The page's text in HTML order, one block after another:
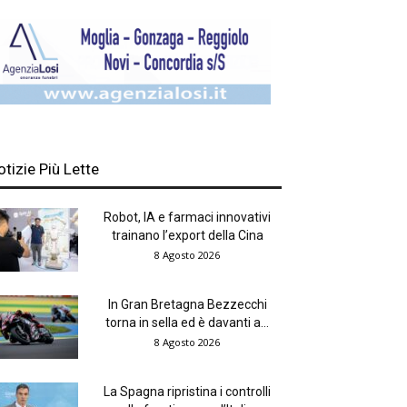
Più Lette
Robot, IA e farmaci innovativi
trainano l’export della Cina
8 Agosto 2026
In Gran Bretagna Bezzecchi
torna in sella ed è davanti a...
8 Agosto 2026
La Spagna ripristina i controlli